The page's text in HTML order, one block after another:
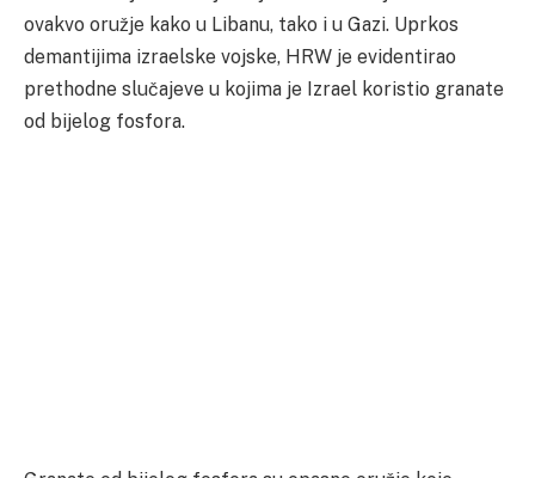
ovakvo oružje kako u Libanu, tako i u Gazi. Uprkos
demantijima izraelske vojske, HRW je evidentirao
prethodne slučajeve u kojima je Izrael koristio granate
od bijelog fosfora.